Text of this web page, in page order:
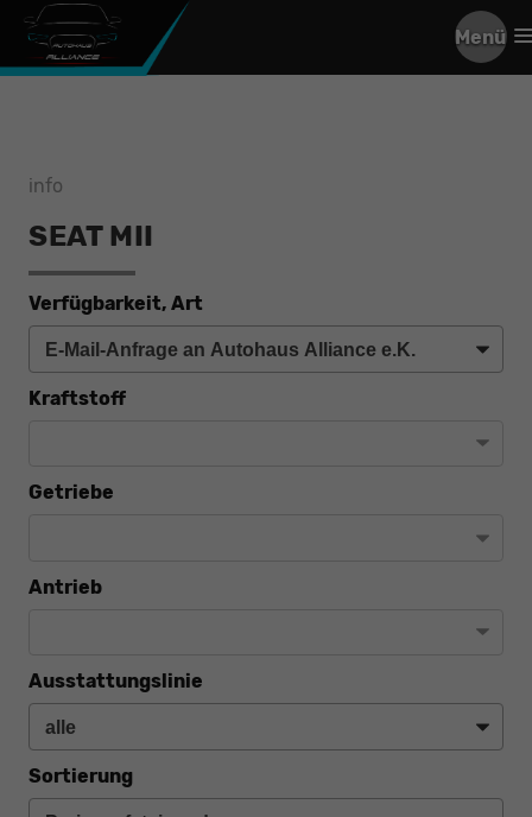
Menü
info
SEAT MII
Verfügbarkeit, Art
Kraftstoff
Getriebe
Antrieb
Ausstattungslinie
Sortierung